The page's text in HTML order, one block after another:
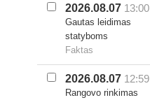
2026.08.07 13:00
Gautas leidimas
statyboms
Faktas
2026.08.07 12:59
Rangovo rinkimas